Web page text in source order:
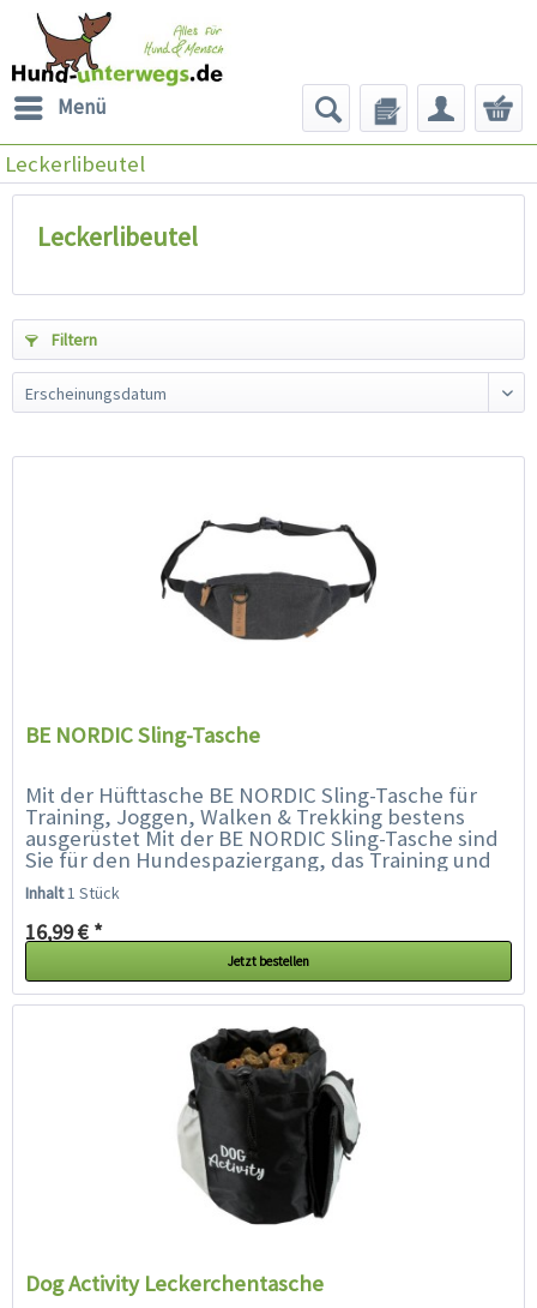
Menü
Leckerlibeutel
Leckerlibeutel
Filtern
BE NORDIC Sling-Tasche
Mit der Hüfttasche BE NORDIC Sling-Tasche für
Training, Joggen, Walken & Trekking bestens
ausgerüstet Mit der BE NORDIC Sling-Tasche sind
Sie für den Hundespaziergang, das Training und
auch in der Freizeit...
Inhalt1 Stück
16,99 € *
Jetzt bestellen
Dog Activity Leckerchentasche